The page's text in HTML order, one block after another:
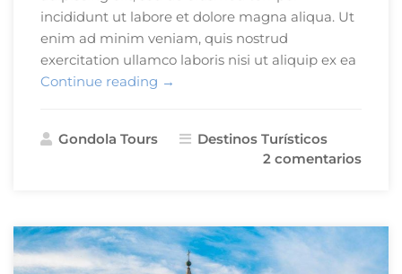
incididunt ut labore et dolore magna aliqua. Ut
enim ad minim veniam, quis nostrud
exercitation ullamco laboris nisi ut aliquip ex ea
Continue reading «7
Para
→
Gondola Tours
Destinos Turísticos
2 comentarios